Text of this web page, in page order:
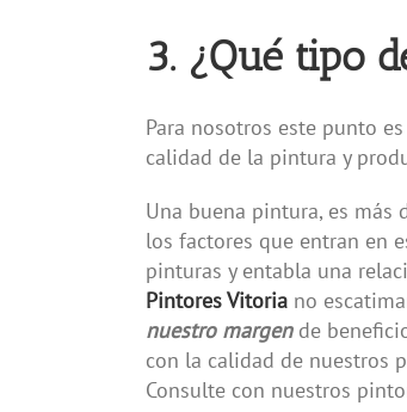
3. ¿Qué tipo
Para nosotros este punto
calidad de la pintura y
Una buena pintura, es más
los factores que entran en
pinturas y entabla una
Pintores Vitoria no
nuestro margen de
con la calidad de nuestros
Consulte con nuestros